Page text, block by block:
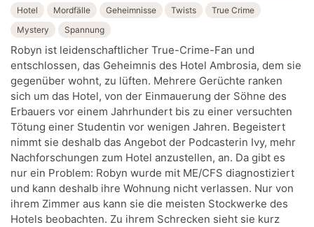
Hotel
Mordfälle Geheimnisse Twists
True Crime
Mystery
Spannung
Robyn ist leidenschaftlicher True-Crime-Fan und
entschlossen, das Geheimnis des Hotel Ambrosia, dem sie
gegenüber wohnt, zu lüften. Mehrere Gerüchte ranken
sich um das Hotel, von der Einmauerung der Söhne des
Erbauers vor einem Jahrhundert bis zu einer versuchten
Tötung einer Studentin vor wenigen Jahren. Begeistert
nimmt sie deshalb das Angebot der Podcasterin Ivy, mehr
Nachforschungen zum Hotel anzustellen, an. Da gibt es
nur ein Problem: Robyn wurde mit ME/CFS diagnostiziert
und kann deshalb ihre Wohnung nicht verlassen. Nur von
ihrem Zimmer aus kann sie die meisten Stockwerke des
Hotels beobachten. Zu ihrem Schrecken sieht sie kurz